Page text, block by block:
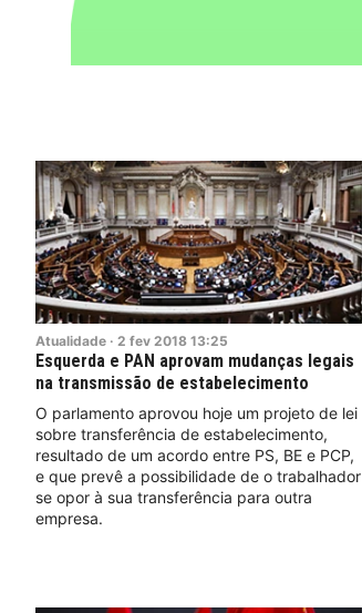
Atualidade · 2 fev 2018 13:25
Esquerda e PAN aprovam mudanças legais
na transmissão de estabelecimento
O parlamento aprovou hoje um projeto de lei
sobre transferência de estabelecimento,
resultado de um acordo entre PS, BE e PCP,
e que prevê a possibilidade de o trabalhador
se opor à sua transferência para outra
empresa.